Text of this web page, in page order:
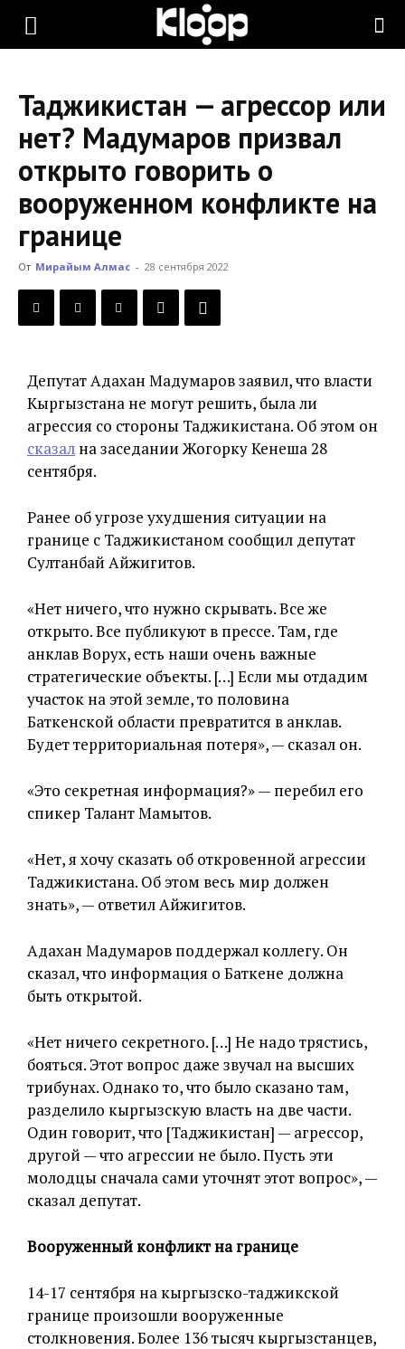
KLOOP.KG
Новости
Кыргызстана
Таджикистан — агрессор или
нет? Мадумаров призвал
открыто говорить о
вооруженном конфликте на
границе
От Мирайым Алмас - 28 сентября 2022
Депутат Адахан Мадумаров заявил, что власти
Кыргызстана не могут решить, была ли
агрессия со стороны Таджикистана. Об этом он
сказал на заседании Жогорку Кенеша 28
сентября.
Ранее об угрозе ухудшения ситуации на
границе с Таджикистаном сообщил депутат
Султанбай Айжигитов.
«Нет ничего, что нужно скрывать. Все же
открыто. Все публикуют в прессе. Там, где
анклав Ворух, есть наши очень важные
стратегические объекты. […] Если мы отдадим
участок на этой земле, то половина
Баткенской области превратится в анклав.
Будет территориальная потеря», — сказал он.
«Это секретная информация?» — перебил его
спикер Талант Мамытов.
«Нет, я хочу сказать об откровенной агрессии
Таджикистана. Об этом весь мир должен
знать», — ответил Айжигитов.
Адахан Мадумаров поддержал коллегу. Он
сказал, что информация о Баткене должна
быть открытой.
«Нет ничего секретного. […] Не надо трястись,
бояться. Этот вопрос даже звучал на высших
трибунах. Однако то, что было сказано там,
разделило кыргызскую власть на две части.
Один говорит, что [Таджикистан] — агрессор,
другой — что агрессии не было. Пусть эти
молодцы сначала сами уточнят этот вопрос», —
сказал депутат.
Вооруженный конфликт на границе
14-17 сентября на кыргызско-таджикской
границе произошли вооруженные
столкновения. Более 136 тысяч кыргызстанцев,